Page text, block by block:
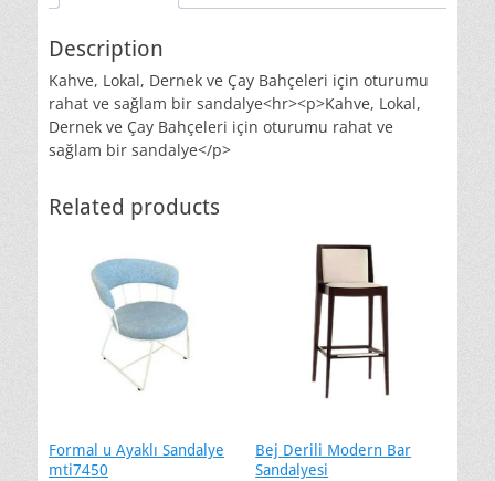
Description
Kahve, Lokal, Dernek ve Çay Bahçeleri için oturumu
rahat ve sağlam bir sandalye<hr><p>Kahve, Lokal,
Dernek ve Çay Bahçeleri için oturumu rahat ve
sağlam bir sandalye</p>
Related products
Formal u Ayaklı Sandalye
mti7450
Bej Derili Modern Bar
Sandalyesi